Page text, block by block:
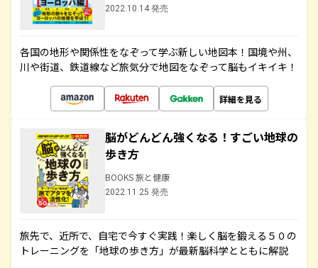
2022.10.14 発売
各国の地形や関係性をなぞって学ぶ新しい地図本！国境や州、
川や街道、鉄道線など旅気分で地図をなぞって脳もイキイキ！
詳細を見る
脳がどんどん強くなる！すごい地球の
歩き方
BOOKS 旅と健康
2022.11.25 発売
旅先で、近所で、自宅で今すぐ実践！楽しく脳を鍛える５０の
トレーニングを「地球の歩き方」が最新脳科学とともに解説